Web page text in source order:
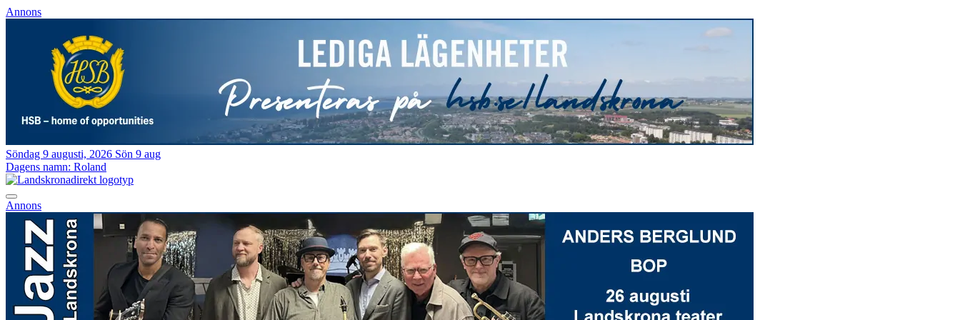
Annons
Söndag 9 augusti, 2026 Sön 9 aug
Dagens namn: Roland
Annons